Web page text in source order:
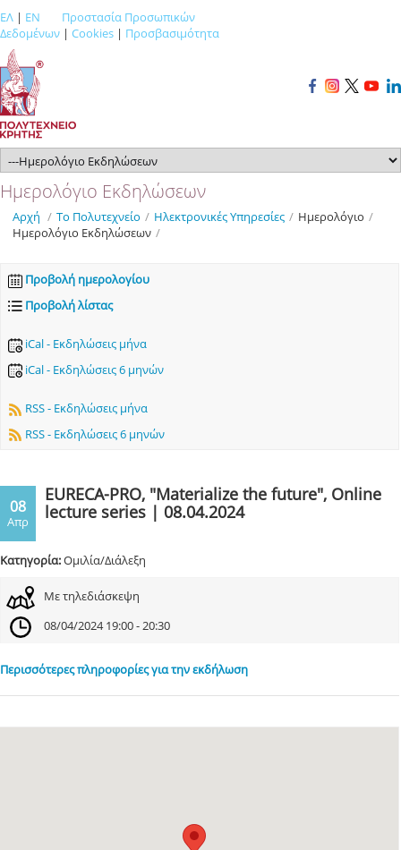
ΕΛ | EN
Προστασία Προσωπικών
Δεδομένων | Cookies | Προσβασιμότητα
Ημερολόγιο Εκδηλώσεων
Αρχή / Το Πολυτεχνείο / Ηλεκτρονικές Υπηρεσίες / Ημερολόγιο /
Ημερολόγιο Εκδηλώσεων /
Προβολή ημερολογίου
Προβολή λίστας
iCal - Εκδηλώσεις μήνα
iCal - Εκδηλώσεις 6 μηνών
RSS - Εκδηλώσεις μήνα
RSS - Εκδηλώσεις 6 μηνών
08
Απρ
EURECA-PRO, "Materialize the future", Online
lecture series | 08.04.2024
Κατηγορία:Ομιλία/Διάλεξη
Με τηλεδιάσκεψη
08/04/2024 19:00 - 20:30
Περισσότερες πληροφορίες για την εκδήλωση